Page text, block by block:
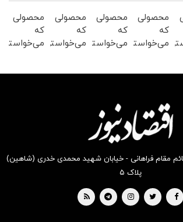
محصولی
که
می‌خواستی
بخر !
محصولی
که
می‌خواستی
بخر !
محصولی
که
می‌خواستی
محصولی
که
می‌خواستی
مقام فراهانی - خیابان شهید محمدی خدری (شاهین)
پلاک ۵